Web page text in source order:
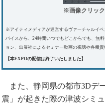
※画像クリッ
※アイティメディアが運営するヴァーチャルイ
バイスから、24時間いつでもどこからでも、無
ョン、出展社によるセミナー動画の視聴や各種
【本EXPOの配信は終了いたしました】
また、静岡県の都市3Dデ
震」が起きた際の津波シミ